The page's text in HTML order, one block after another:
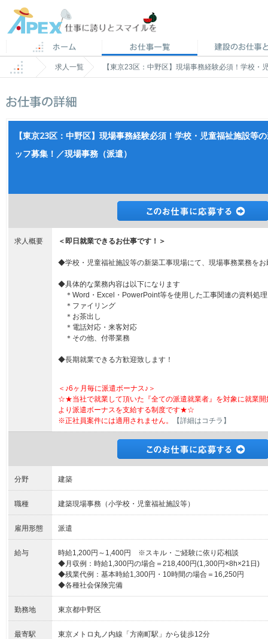
求人一覧 【東京23区：中野区】現場事務経験必須！学校
【東京23区：中野区】現場事務経験必須！学校・児童福祉施設等
ッフ募集！／現場事務（派遣）
求人概要 ＜即日就業できるお仕事です！＞
◆学校・児童福祉施設等の新築工事現場にて、現場事務業務をお
◆具体的な業務内容は以下になります
＊Word・Excel・PowerPoint等を使用した工事関連の資料処理
＊ファイリング
＊お茶出し
＊電話対応・来客対応
＊その他、付帯業務
◆長期就業できる方歓迎致します！
＜♪6ヶ月毎に派遣ボーナス♪＞
☆★当社で就業して頂いた『全ての派遣就業者』を対象に就業開
より派遣ボーナスを支給する制度です★☆
※正社員案件には適用されません。
【詳細はコチラ】
分野 建築
職種 建築現場事務（小学校・児童福祉施設等）
雇用形態 派遣
給与
時給1,200円～1,400円 ※スキル・ご経験に依り応相談
◆月収例：時給1,300円の場合＝218,400円(1,300円×8h×21日)
◆残業代例：基本時給1,300円・10時間の場合＝16,250円
◆各種社会保険完備
勤務地 東京都中野区
最寄駅 東京メトロ丸ノ内線「方南町駅」から徒歩12分